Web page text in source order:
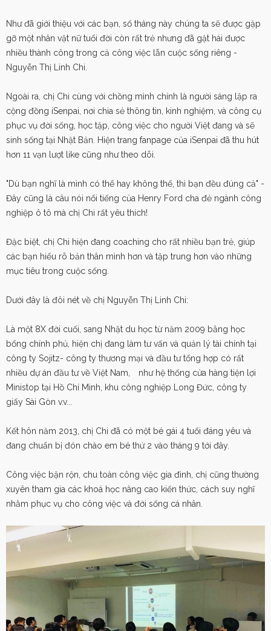
Như đã giới thiệu với các bạn, số tháng này chúng ta sẽ được gặp
gỡ một nhân vật nữ tuổi đời còn rất trẻ nhưng đã gặt hái được
nhiều thành công trong cả công việc lẫn cuộc sống riêng -
Nguyễn Thị Linh Chi.
Ngoài ra, chị Chi cùng với chồng mình chính là người sáng lập ra
cộng đồng iSenpai, nơi chia sẻ thông tin, kinh nghiệm, và công cụ
phục vụ đời sống, học tập, công việc cho người Việt đang và sẽ
sinh sống tại Nhật Bản. Hiện trang fanpage của iSenpai đã thu hút
hơn 11 vạn lượt like cũng như theo dõi.
"Dù bạn nghĩ là mình có thể hay không thể, thì bạn đều đúng cả" -
Đây cũng là câu nói nổi tiếng của Henry Ford cha đẻ ngành công
nghiệp ô tô mà chị Chi rất yêu thích!
Đặc biệt, chị Chi hiện đang coaching cho rất nhiều bạn trẻ, giúp
các bạn hiểu rõ bản thân mình hơn và tập trung hơn vào những
mục tiêu trong cuộc sống.
Dưới đây là đôi nét về chị Nguyễn Thị Linh Chi:
Là một 8X đời cuối, sang Nhật du học từ năm 2009 bằng học
bổng chính phủ, hiện chị đang làm tư vấn và quản lý tài chính tại
công ty Sojitz- công ty thương mại và đầu tư tổng hợp có rất
nhiều dự án đầu tư về Việt Nam, như hệ thống cửa hàng tiện lợi
Ministop tại Hồ Chí Minh, khu công nghiệp Long Đức, công ty
giấy Sài Gòn v.v...
Kết hôn năm 2013, chị Chi đã có một bé gái 4 tuổi đáng yêu và
đang chuẩn bị đón chào em bé thứ 2 vào tháng 9 tới đây.
Công việc bận rộn, chu toàn công việc gia đình, chị cũng thường
xuyên tham gia các khoá học nâng cao kiến thức, cách suy nghĩ
nhằm phục vụ cho công việc và đời sống cá nhân.